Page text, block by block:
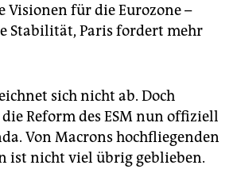
Visionen für die Eurozone –
Stabilität, Paris fordert mehr
sich nicht ab. Doch
Reform des ESM nun offiziell
Von Macrons hochfliegenden
ist nicht viel übrig geblieben.